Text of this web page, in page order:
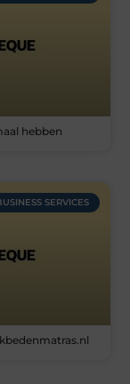
hebben
SERVICES